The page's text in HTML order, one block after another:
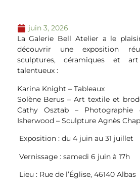
juin 3, 2026
La Galerie Bell Atelier a le
découvrir une exposition
sculptures, céramiques et
talentueux :
Karina Knight – Tableaux
Solène Berus – Art textile et
Cathy Osztab –
Isherwood – Sculpture Agnès
Exposition : du 4 juin au 31 juillet
Vernissage : samedi 6 juin à 17h
Lieu : Rue de l’Église, 46140 Albas